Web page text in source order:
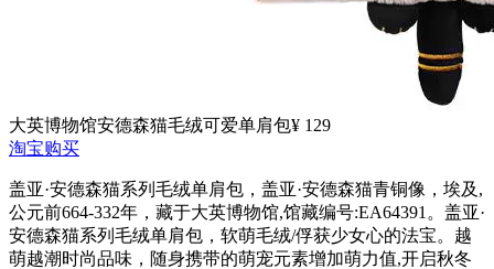
大英博物馆安德森猫毛绒可爱单肩包¥ 129
淘宝购买
盖亚·安德森猫系列毛绒单肩包，盖亚·安德森猫青铜像，埃及,
公元前664-332年，藏于大英博物馆,馆藏编号:EA64391。盖亚·
安德森猫系列毛绒单肩包，软萌毛绒/俘获少女心的法宝。越
萌越潮时尚品味，随身携带的萌宠元素增加萌力值,开启秋冬